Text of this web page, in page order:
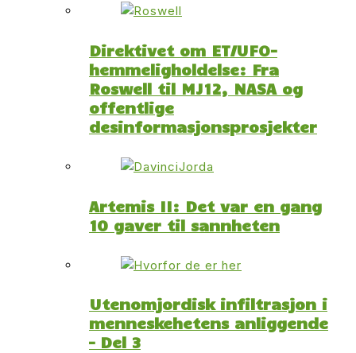
Direktivet om ET/UFO-
hemmeligholdelse: Fra
Roswell til MJ12, NASA og
offentlige
desinformasjonsprosjekter
Artemis II: Det var en gang
10 gaver til sannheten
Utenomjordisk infiltrasjon i
menneskehetens anliggende
– Del 3